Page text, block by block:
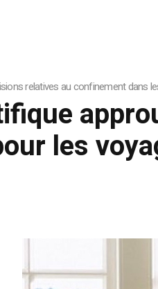
relatives au confinement dans
les